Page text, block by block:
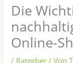
Die
Online-
/ Ratgeber / Von